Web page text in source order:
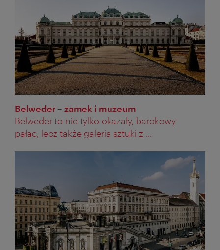
Belweder – zamek i muzeum
Belweder to nie tylko okazały, barokowy
pałac, lecz także galeria sztuki z ...